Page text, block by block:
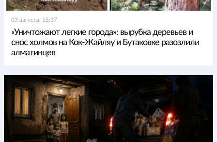
03 августа, 15:37
«Уничтожают легкие города»: вырубка деревьев и
снос холмов на Кок-Жайляу и Бутаковке разозлили
алматинцев